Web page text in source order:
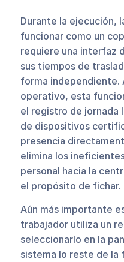
Durante la ejecución,
funcionar como un
requiere una interfaz
sus tiempos de
forma independiente.
operativo, esta
el registro de jornada
de dispositivos
presencia
elimina los
personal hacia la
el propósito de fichar.
Aún más importante
trabajador utiliza un
seleccionarlo en la
sistema lo reste de la